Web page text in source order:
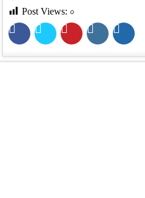
Post Views: ০